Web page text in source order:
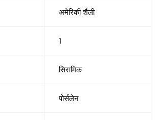
अमेरिकी शैली
1
सिरामिक
पोर्सलेन